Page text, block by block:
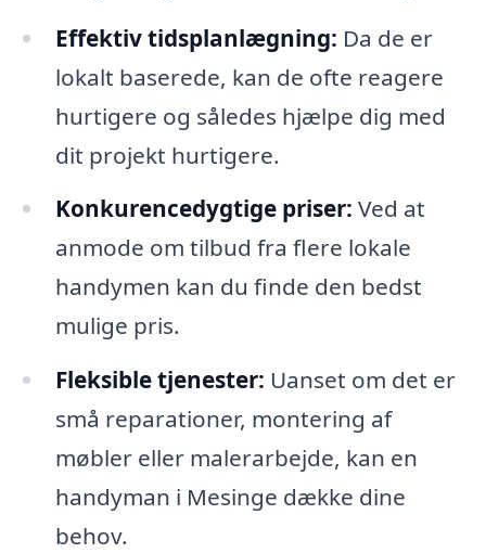
Effektiv tidsplanlægning: Da de er
lokalt baserede, kan de ofte reagere
hurtigere og således hjælpe dig med
dit projekt hurtigere.
Konkurencedygtige priser: Ved at
anmode om tilbud fra flere lokale
handymen kan du finde den bedst
mulige pris.
Fleksible tjenester: Uanset om det er
små reparationer, montering af
møbler eller malerarbejde, kan en
handyman i Mesinge dække dine
behov.